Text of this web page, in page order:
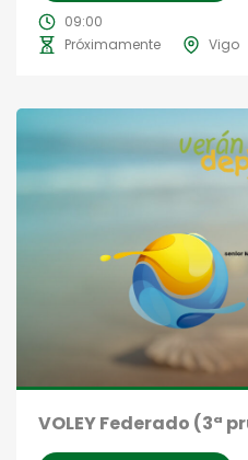
09:00
Próximamente
Vigo
VOLEY Federado (3ª